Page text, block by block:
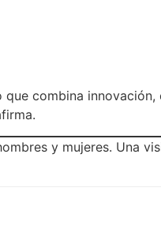
combina
y mujeres. Una